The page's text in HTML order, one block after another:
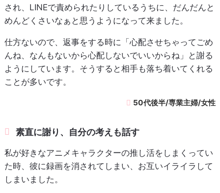
され、LINEで責められたりしているうちに、だんだんと
めんどくさいなぁと思うようになって来ました。
仕方ないので、返事をする時に「心配させちゃってごめ
んね、なんもないから心配しないでいいからね」と謝る
ようにしています。そうすると相手も落ち着いてくれる
ことが多いです。
50代後半/専業主婦/女性
素直に謝り、自分の考えも話す
私が好きなアニメキャラクターの推し活をしまくってい
た時、彼に録画を消されてしまい、お互いイライラして
しまいました。